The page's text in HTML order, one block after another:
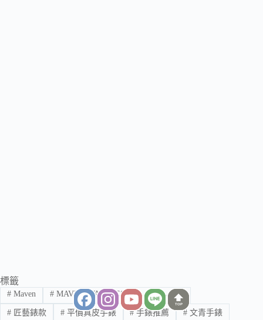
標籤
#Maven #MAVEN WATCHES # Maven手錶
#匠藝錶款 #平價真皮手錶 #手錶推薦 # 文青手錶
TOP